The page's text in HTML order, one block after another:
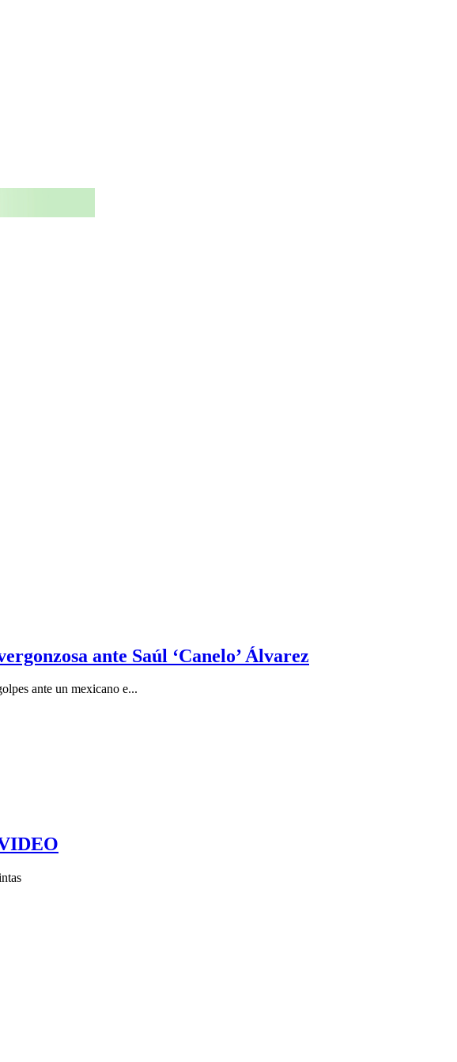
ante Saúl ‘Canelo’ Álvarez
ante un mexicano e...